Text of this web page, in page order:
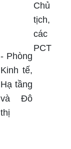
- Phòng
Kinh tế,
Hạ tầng
và Đô
thị
Chủ
tịch,
các
PCT